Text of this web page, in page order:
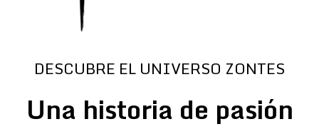
DESCUBRE EL UNIVERSO ZONTES
Una historia de pasión